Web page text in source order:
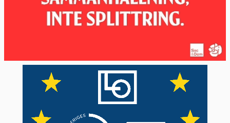
Socialdemokraterna
| Ytterhöger
ECR | Nationalkonservativa
Sverigedemokraterna
Förnya Europa | Liberaler
Liberalerna och Centerpartiet